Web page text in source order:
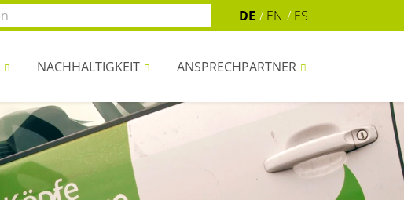
DE EN ES
NACHHALTIGKEIT ANSPRECHPARTNER